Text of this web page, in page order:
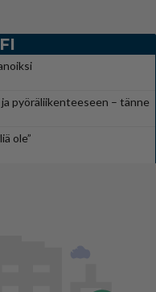
pyöräliikenteeseen – tänne
ole”